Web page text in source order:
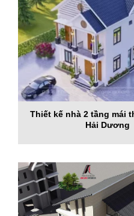
Thiết kế nhà 2 tầng mái
Hải Dương